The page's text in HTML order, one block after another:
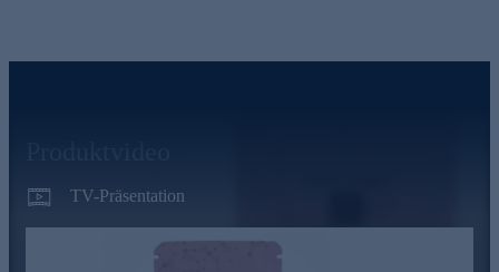
TV-Präsentation